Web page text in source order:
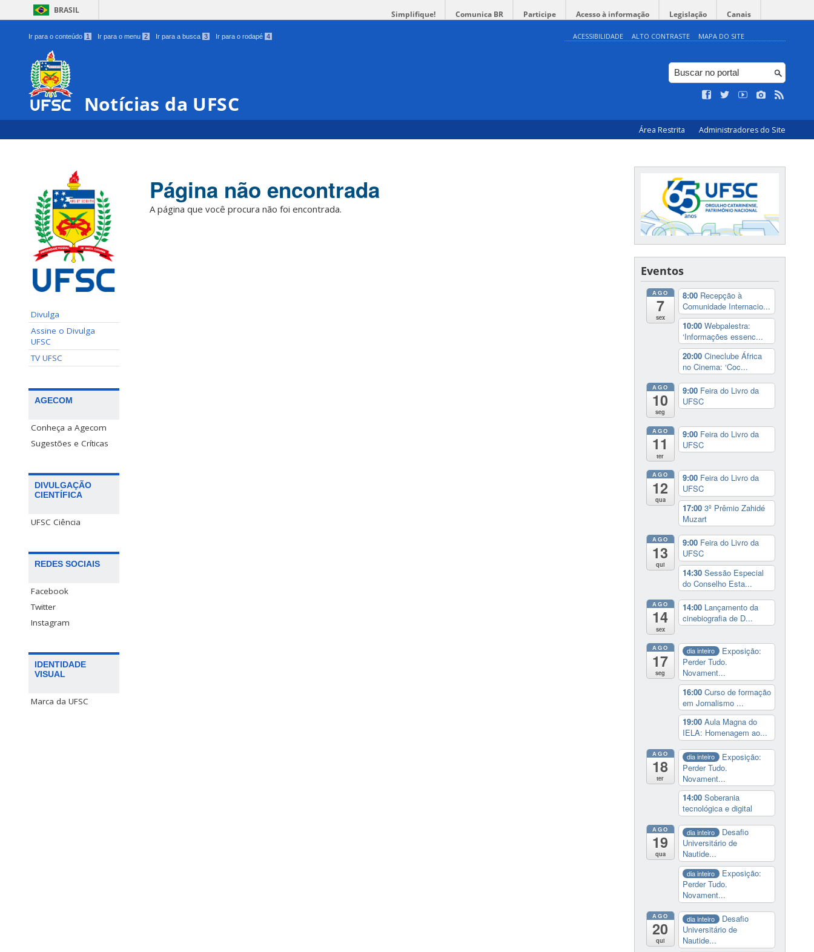
BRASIL Simplifique! Comunica BR Participe Acesso à informação Legislação Canais
Ir para o conteúdo 1 Ir para o menu 2 Ir para a busca 3 Ir para o rodapé 4 ACESSIBILIDADE ALTO CONTRASTE MAPA DO SITE
Notícias da UFSC
Área Restrita Administradores do Site
Divulga
Assine o Divulga
UFSC
TV UFSC
AGECOM
Conheça a Agecom
Sugestões e Críticas
DIVULGAÇÃO
CIENTÍFICA
UFSC Ciência
REDES SOCIAIS
Facebook
Twitter
Instagram
IDENTIDADE
VISUAL
Marca da UFSC
Página não encontrada
A página que você procura não foi encontrada.
Eventos
AGO
7
sex
8:00 Recepção à
Comunidade Internacio...
10:00 Webpalestra:
‘Informações essenc...
20:00 Cineclube África
no Cinema: ‘Coc...
AGO
10
seg
9:00 Feira do Livro da
UFSC
AGO
11
ter
9:00 Feira do Livro da
UFSC
AGO
12
qua
9:00 Feira do Livro da
UFSC
17:00 3º Prêmio Zahidé
Muzart
AGO
13
qui
9:00 Feira do Livro da
UFSC
14:30 Sessão Especial
do Conselho Esta...
AGO
14
sex
14:00 Lançamento da
cinebiografia de D...
AGO
17
seg
dia inteiro
Exposição:
Perder Tudo.
Novament...
16:00 Curso de formação
em Jornalismo ...
19:00 Aula Magna do
IELA: Homenagem ao...
AGO
18
ter
dia inteiro
Exposição:
Perder Tudo.
Novament...
14:00 Soberania
tecnológica e digital
AGO
19
qua
dia inteiro
Desafio
Universitário de
Nautide...
dia inteiro
Exposição:
Perder Tudo.
Novament...
AGO
20
qui
dia inteiro
Desafio
Universitário de
Nautide...